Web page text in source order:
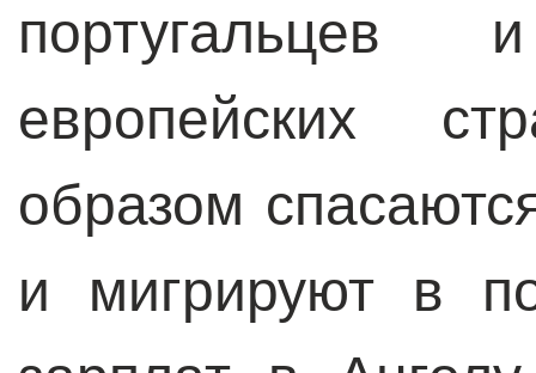
европейских
образом
и мигрируют в